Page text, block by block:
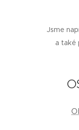
Jsme
a také